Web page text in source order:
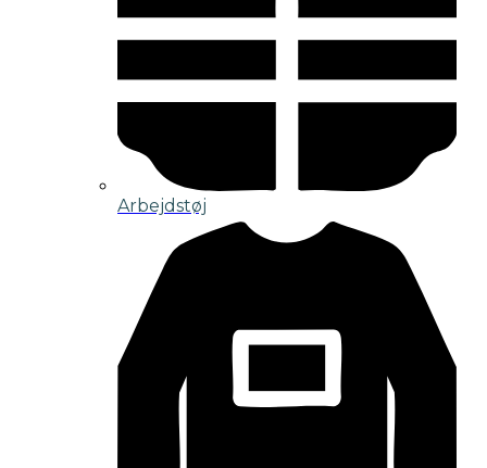
Arbejdstøj